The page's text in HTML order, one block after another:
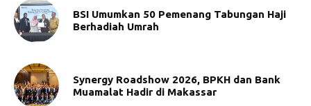
BSI Umumkan 50 Pemenang Tabungan Haji
Berhadiah Umrah
Synergy Roadshow 2026, BPKH dan Bank
Muamalat Hadir di Makassar